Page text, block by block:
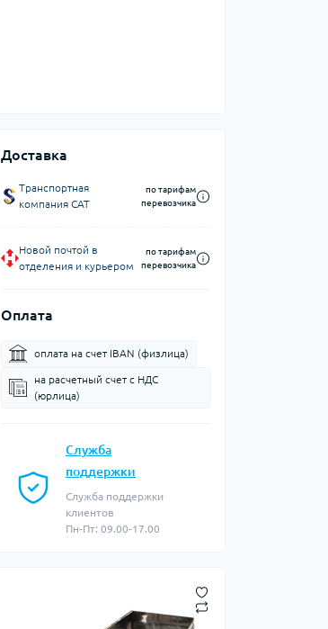
Доставка
Транспортная
компания CAT
по тарифам
перевозчика
Новой почтой в
отделения и курьером
по тарифам
перевозчика
Оплата
оплата на счет IBAN (физлица)
на расчетный счет c НДС
(юрлица)
Служба
поддержки
Служба поддержки
клиентов
Пн-Пт: 09.00-17.00